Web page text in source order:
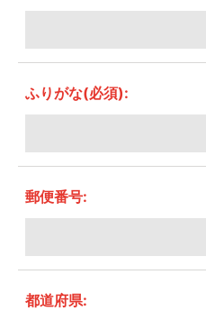
ふりがな(必須):
郵便番号:
都道府県: